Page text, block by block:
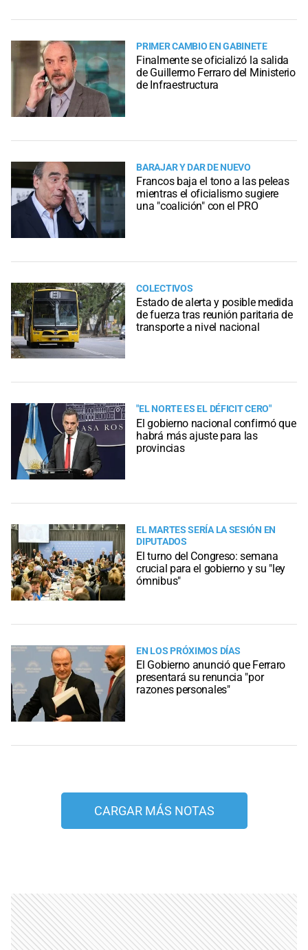
PRIMER CAMBIO EN GABINETE
Finalmente se oficializó la salida
de Guillermo Ferraro del Ministerio
de Infraestructura
BARAJAR Y DAR DE NUEVO
Francos baja el tono a las peleas
mientras el oficialismo sugiere
una "coalición" con el PRO
COLECTIVOS
Estado de alerta y posible medida
de fuerza tras reunión paritaria de
transporte a nivel nacional
"EL NORTE ES EL DÉFICIT CERO"
El gobierno nacional confirmó que
habrá más ajuste para las
provincias
EL MARTES SERÍA LA SESIÓN EN
DIPUTADOS
El turno del Congreso: semana
crucial para el gobierno y su "ley
ómnibus"
EN LOS PRÓXIMOS DÍAS
El Gobierno anunció que Ferraro
presentará su renuncia "por
razones personales"
CARGAR MÁS NOTAS